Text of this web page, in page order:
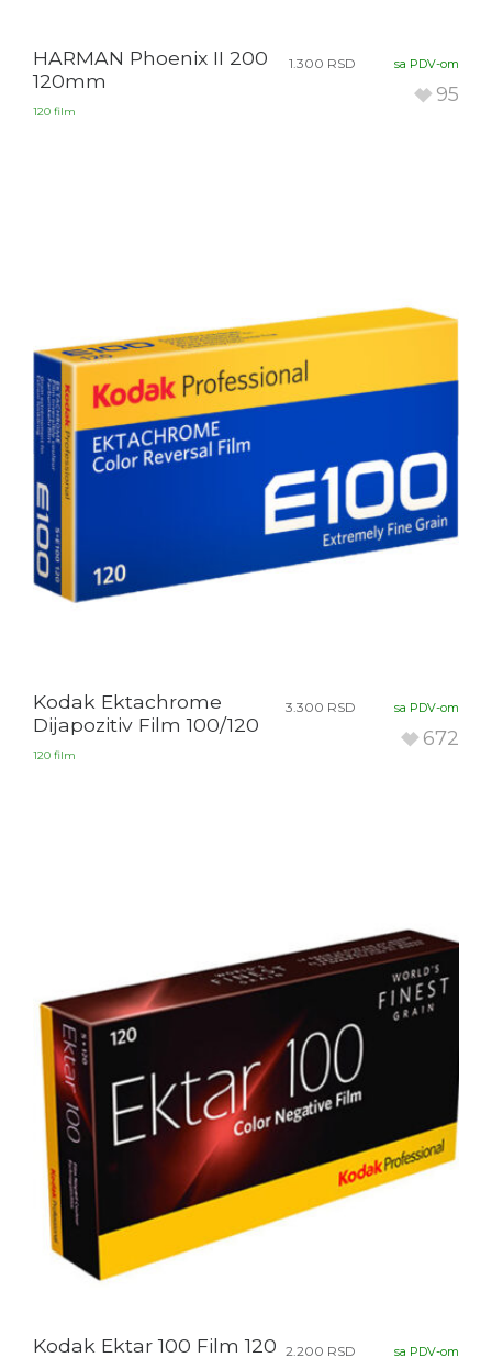
HARMAN Phoenix II 200
120mm
120 film
1.300 RSD sa PDV-om
95
Kodak Ektachrome
Dijapozitiv Film 100/120
120 film
3.300 RSD sa PDV-om
672
Kodak Ektar 100 Film 120 2.200 RSD sa PDV-om